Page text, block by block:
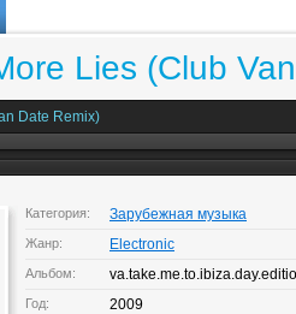
Lies (Club
Date Remix)
Категория: Зарубежная музыка
Жанр: Electronic
Альбом:
Год: 2009